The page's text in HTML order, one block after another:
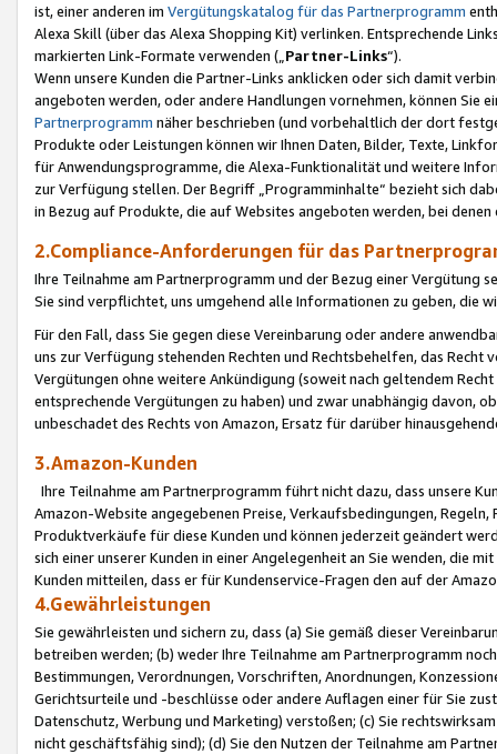
ist, einer anderen im Vergütungskatalog für das Partnerprogramm
Alexa Skill (über das Alexa Shopping Kit) verlinken. Entsprechende
markierten Link-Formate verwenden („ Partner-Links“).
Wenn unsere Kunden die Partner-Links anklicken oder sich damit
angeboten werden, oder andere Handlungen vornehmen, können Sie
Partnerprogramm näher beschrieben (und vorbehaltlich der dort
Produkte oder Leistungen können wir Ihnen Daten, Bilder, Texte,
für Anwendungsprogramme, die Alexa-Funktionalität und weitere
zur Verfügung stellen. Der Begriff „Programminhalte“ bezieht sich
in Bezug auf Produkte, die auf Websites angeboten werden, bei
2.Compliance-Anforderungen für das
Ihre Teilnahme am Partnerprogramm und der Bezug einer Vergütung
Sie sind verpflichtet, uns umgehend alle Informationen zu geben, die
Für den Fall, dass Sie gegen diese Vereinbarung oder andere
uns zur Verfügung stehenden Rechten und Rechtsbehelfen, das
Vergütungen ohne weitere Ankündigung (soweit nach geltendem
entsprechende Vergütungen zu haben) und zwar unabhängig davon,
unbeschadet des Rechts von Amazon, Ersatz für darüber
3.Amazon-Kunden
Ihre Teilnahme am Partnerprogramm führt nicht dazu, dass unsere
Amazon-Website angegebenen Preise, Verkaufsbedingungen,
Produktverkäufe für diese Kunden und können jederzeit geändert
sich einer unserer Kunden in einer Angelegenheit an Sie wenden, die
Kunden mitteilen, dass er für Kundenservice-Fragen den auf der
4.Gewährleistungen
Sie gewährleisten und sichern zu, dass (a) Sie gemäß dieser
betreiben werden; (b) weder Ihre Teilnahme am Partnerprogramm
Bestimmungen, Verordnungen, Vorschriften, Anordnungen,
Gerichtsurteile und -beschlüsse oder andere Auflagen einer für Sie
Datenschutz, Werbung und Marketing) verstoßen; (c) Sie
nicht geschäftsfähig sind); (d) Sie den Nutzen der Teilnahme am